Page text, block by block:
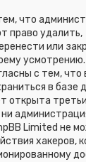
что
право удалить,
или
с тем, что
в базе
открыта
Limited не
хакеров,